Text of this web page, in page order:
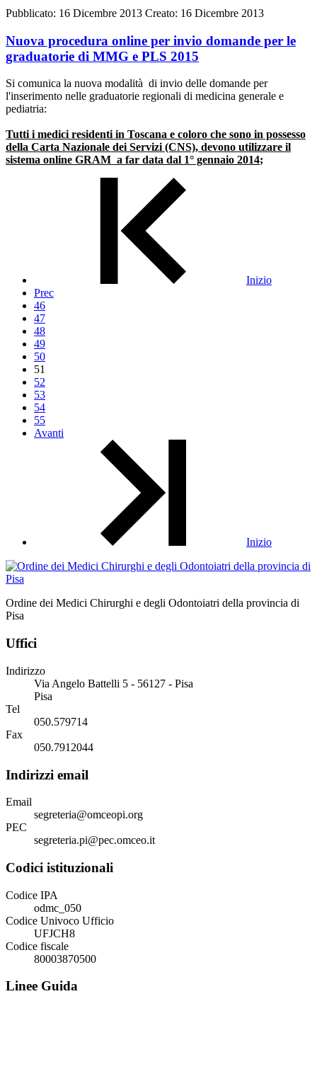
Pubblicato: 16 Dicembre 2013 Creato: 16 Dicembre 2013
Nuova procedura online per invio domande per le
graduatorie di MMG e PLS 2015
Si comunica la nuova modalità di invio delle domande per
l'inserimento nelle graduatorie regionali di medicina generale e
pediatria:
Tutti i medici residenti in Toscana e coloro che sono in possesso
della Carta Nazionale dei Servizi (CNS), devono utilizzare il
sistema online GRAM a far data dal 1° gennaio 2014;
Inizio
Prec
46
47
48
49
50
51
52
53
54
55
Avanti
Inizio
Ordine dei Medici Chirurghi e degli Odontoiatri della provincia di
Pisa
Uffici
Indirizzo
Via Angelo Battelli 5 - 56127 - Pisa
Pisa
Tel
050.579714
Fax
050.7912044
Indirizzi email
Email
segreteria@omceopi.org
PEC
segreteria.pi@pec.omceo.it
Codici istituzionali
Codice IPA
odmc_050
Codice Univoco Ufficio
UFJCH8
Codice fiscale
80003870500
Linee Guida